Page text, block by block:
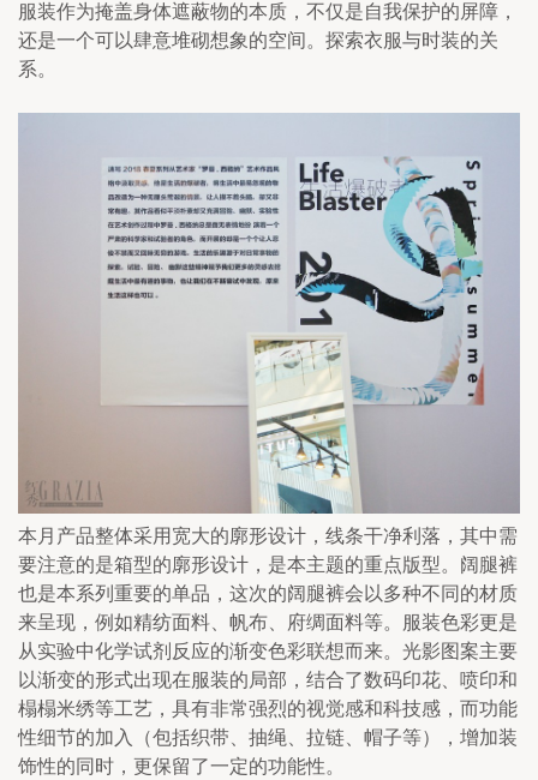
服装作为掩盖身体遮蔽物的本质，不仅是自我保护的屏障，
还是一个可以肆意堆砌想象的空间。探索衣服与时装的关
系。
本月产品整体采用宽大的廓形设计，线条干净利落，其中需
要注意的是箱型的廓形设计，是本主题的重点版型。阔腿裤
也是本系列重要的单品，这次的阔腿裤会以多种不同的材质
来呈现，例如精纺面料、帆布、府绸面料等。服装色彩更是
从实验中化学试剂反应的渐变色彩联想而来。光影图案主要
以渐变的形式出现在服装的局部，结合了数码印花、喷印和
榻榻米绣等工艺，具有非常强烈的视觉感和科技感，而功能
性细节的加入（包括织带、抽绳、拉链、帽子等），增加装
饰性的同时，更保留了一定的功能性。